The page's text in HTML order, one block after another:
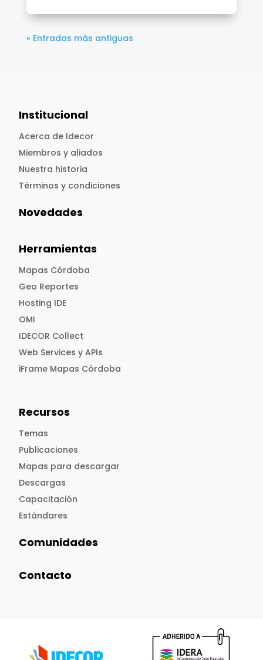
« Entradas más antiguas
Institucional
Acerca de Idecor
Miembros y aliados
Nuestra historia
Términos y condiciones
Novedades
Herramientas
Mapas Córdoba
Geo Reportes
Hosting IDE
OMI
IDECOR Collect
Web Services y APIs
iFrame Mapas Córdoba
Recursos
Temas
Publicaciones
Mapas para descargar
Descargas
Capacitación
Estándares
Comunidades
Contacto